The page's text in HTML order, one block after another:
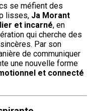
se méfient des
lisses, Ja Morant
et incarné, en
qui cherche des
Par son
de communiquer
une nouvelle forme
et connecté